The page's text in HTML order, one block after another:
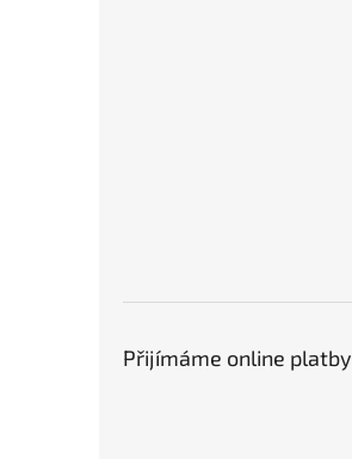
Přijímáme online platby